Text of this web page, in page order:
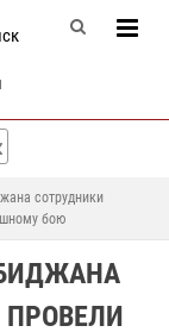
сотрудники
бою